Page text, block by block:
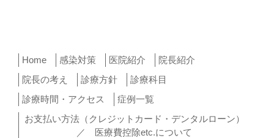
Home 感染対策 医院紹介
院長紹介
院長の考え
診療方針
診療科目
診療時間・アクセス
症例一覧
お支払い方法（クレジットカード・デンタルローン）
／ 医療費控除etc.について